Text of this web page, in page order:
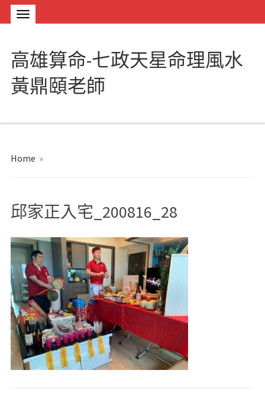
高雄算命-七政天星命理風水
黃鼎頤老師
Home »
邱家正入宅_200816_28